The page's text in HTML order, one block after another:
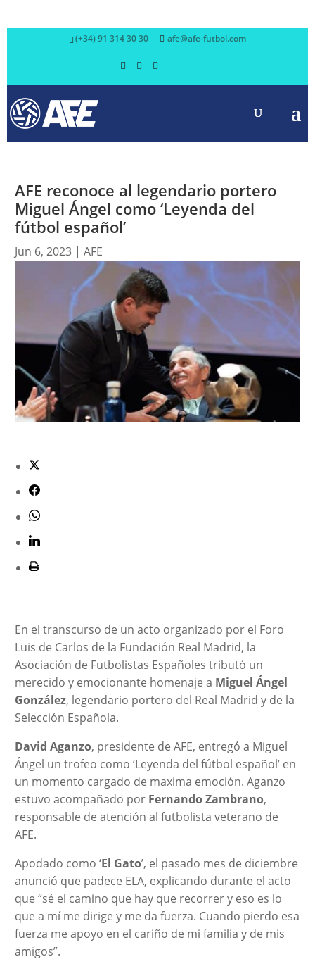
(+34) 91 314 30 30 afe@afe-futbol.com
AFE reconoce al legendario portero
Miguel Ángel como ‘Leyenda del
fútbol español’
Jun 6, 2023| AFE
En el transcurso de un acto organizado por el Foro
Luis de Carlos de la Fundación Real Madrid, la
Asociación de Futbolistas Españoles tributó un
merecido y emocionante homenaje a Miguel Ángel
González, legendario portero del Real Madrid y de la
Selección Española.
David Aganzo, presidente de AFE, entregó a Miguel
Ángel un trofeo como ‘Leyenda del fútbol español’ en
un momento cargado de maxima emoción. Aganzo
estuvo acompañado por Fernando Zambrano,
responsable de atención al futbolista veterano de
AFE.
Apodado como ‘El Gato’, el pasado mes de diciembre
anunció que padece ELA, explicando durante el acto
que “sé el camino que hay que recorrer y eso es lo
que a mí me dirige y me da fuerza. Cuando pierdo esa
fuerza me apoyo en el cariño de mi familia y de mis
amigos”.